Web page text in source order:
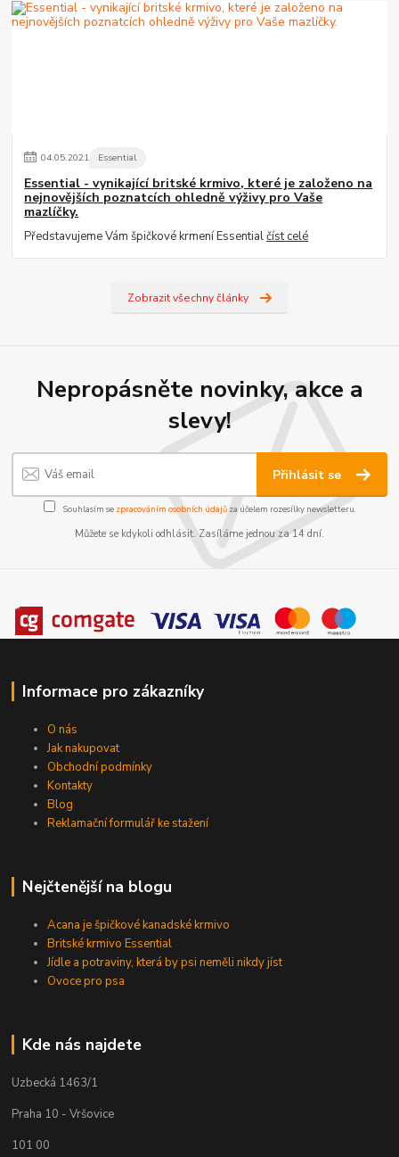
04.05.2021 Essential
Essential - vynikající britské krmivo, které je založeno na
nejnovějších poznatcích ohledně výživy pro Vaše
mazlíčky.
Představujeme Vám špičkové krmení Essentialčíst celé
Zobrazit všechny články
Nepropásněte novinky, akce a
slevy!
Přihlásit se
Souhlasím se zpracováním osobních údajůza účelem rozesílky newsletteru.
Můžete se kdykoli odhlásit. Zasíláme jednou za 14 dní.
Informace pro zákazníky
O nás
Jak nakupovat
Obchodní podmínky
Kontakty
Blog
Reklamační formulář ke stažení
Nejčtenější na blogu
Acana je špičkové kanadské krmivo
Britské krmivo Essential
Jídle a potraviny, která by psi neměli nikdy jíst
Ovoce pro psa
Kde nás najdete
Uzbecká 1463/1
Praha 10 - Vršovice
101 00